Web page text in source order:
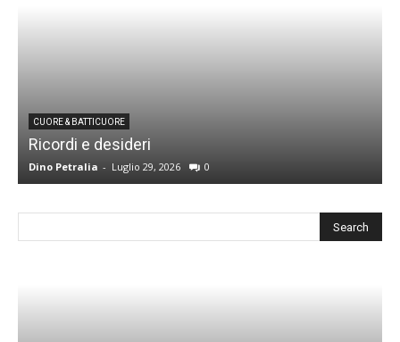
CUORE & BATTICUORE
Ricordi e desideri
Dino Petralia - Luglio 29, 2026 0